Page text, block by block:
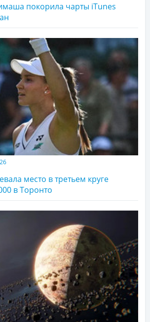
покорила чарты iTunes
место в третьем круге
в Торонто